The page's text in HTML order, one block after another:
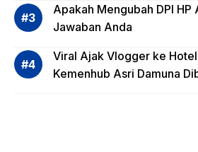
Saja?
Apakah Mengubah DPI HP
Jawaban Anda
Viral Ajak Vlogger ke
Kemenhub Asri Damuna